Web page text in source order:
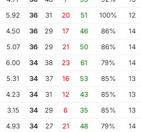
12
100%
51
20
31
36
5.92
14
86%
46
17
29
36
4.50
14
86%
50
21
29
36
5.07
14
79%
61
23
38
34
6.00
13
85%
53
16
37
34
5.31
13
85%
43
12
31
34
4.23
13
85%
35
6
29
34
3.15
14
79%
48
21
27
34
4.93